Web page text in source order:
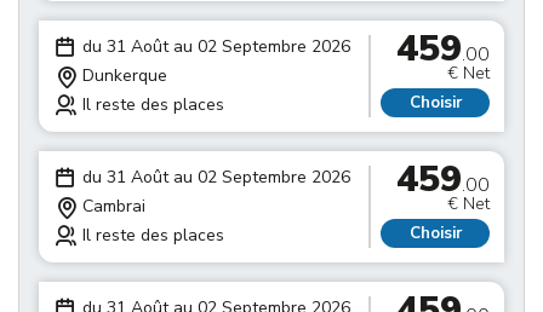
du 31 Août au 02 Septembre 2026
Dunkerque
Il reste des places
459.00
€ Net
Choisir
du 31 Août au 02 Septembre 2026
Cambrai
Il reste des places
459.00
€ Net
Choisir